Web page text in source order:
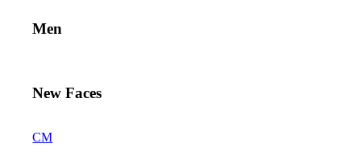
Men
New Faces
CM